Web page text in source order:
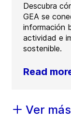
Descubra
GEA se
información
actividad e
sostenible.
Read
Ver más